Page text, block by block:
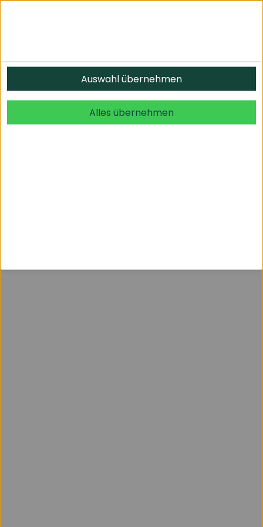
© 2026 undefined. alle Rechte vorbehalten.
Auswahl übernehmen
Alles übernehmen